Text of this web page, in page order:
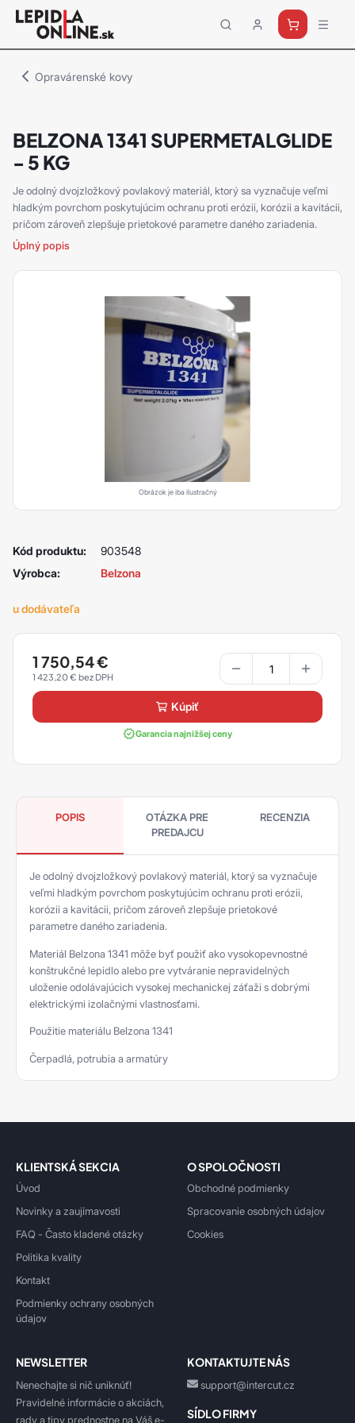
Priemyselné
lepidlá
Opravárenské kovy
BELZONA 1341 SUPERMETALGLIDE
- 5 KG
Je odolný dvojzložkový povlakový materiál, ktorý sa vyznačuje veľmi
hladkým povrchom poskytujúcim ochranu proti erózii, korózii a kavitácii,
pričom zároveň zlepšuje prietokové parametre daného zariadenia.
Úplný popis
Obrázok je iba ilustračný
Kód produktu:
903548
Výrobca:
Belzona
u dodávateľa
1 750,54€
1 423,20€
kúpiť
Garancia najnižšej ceny
POPIS
OTÁZKA PRE
PREDAJCU
RECENZIA
Je odolný dvojzložkový povlakový materiál, ktorý sa vyznačuje
veľmi hladkým povrchom poskytujúcim ochranu proti erózii,
korózii a kavitácii, pričom zároveň zlepšuje prietokové
parametre daného zariadenia.
Materiál Belzona 1341 môže byť použiť ako vysokopevnostné
konštrukčné lepidlo alebo pre vytváranie nepravidelných
uloženie odolávajúcich vysokej mechanickej záťaži s dobrými
elektrickými izolačnými vlastnosťami.
Použitie materiálu Belzona 1341
Čerpadlá, potrubia a armatúry
KLIENTSKÁ SEKCIA
Úvod
Novinky a zaujímavosti
FAQ - Často kladené otázky
Politika kvality
Kontakt
Podmienky ochrany osobných
údajov
O SPOLOČNOSTI
Obchodné podmienky
Spracovanie osobných údajov
Cookies
NEWSLETTER
Nenechajte si nič uniknúť!
Pravidelné informácie o akciách,
rady a tipy prednostne na Váš e-
KONTAKTUJTE NÁS
support@intercut.cz
SÍDLO FIRMY